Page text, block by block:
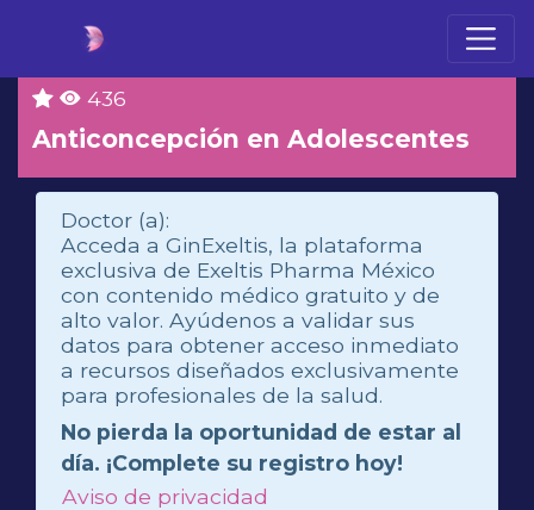
436
Anticoncepción en Adolescentes
Doctor (a):
Acceda a GinExeltis, la plataforma
exclusiva de Exeltis Pharma México
con contenido médico gratuito y de
alto valor. Ayúdenos a validar sus
datos para obtener acceso inmediato
a recursos diseñados exclusivamente
para profesionales de la salud.
No pierda la oportunidad de estar al
día. ¡Complete su registro hoy!
Aviso de privacidad